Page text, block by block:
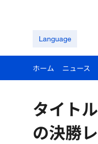
Language
ホーム ニュース
タイト
の決勝